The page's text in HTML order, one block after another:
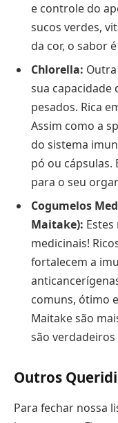
e controle do
sucos verdes,
da cor, o sabor
Chlorella:
sua capacidade
pesados. Rica
Assim como a
do sistema
pó ou cápsulas.
para o seu
Cogumelos
Maitake):
medicinais!
fortalecem a
comuns, ótimo
Maitake são
são
Outros
Para fechar nossa